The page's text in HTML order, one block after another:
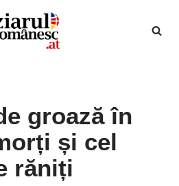
groază în
și cel
răniți